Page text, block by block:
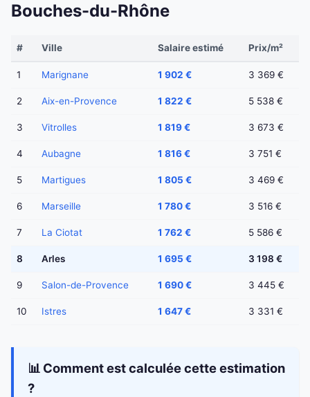
Bouches-du-Rhône
# Ville Salaire estimé Prix/m²
1 Marignane 1 902 € 3 369 €
2 Aix-en-Provence 1 822 € 5 538 €
3 Vitrolles 1 819 € 3 673 €
4 Aubagne 1 816 € 3 751 €
5 Martigues 1 805 € 3 469 €
6 Marseille 1 780 € 3 516 €
7 La Ciotat 1 762 € 5 586 €
8 Arles 1 695 € 3 198 €
9 Salon-de-Provence 1 690 € 3 445 €
10 Istres 1 647 € 3 331 €
📊 Comment est calculée cette estimation
?